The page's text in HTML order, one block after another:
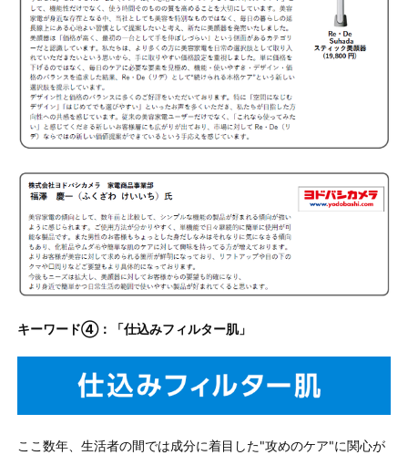
キーワード④：「仕込みフィルター肌」
ここ数年、生活者の間では成分に着目した"攻めのケア"に関心が